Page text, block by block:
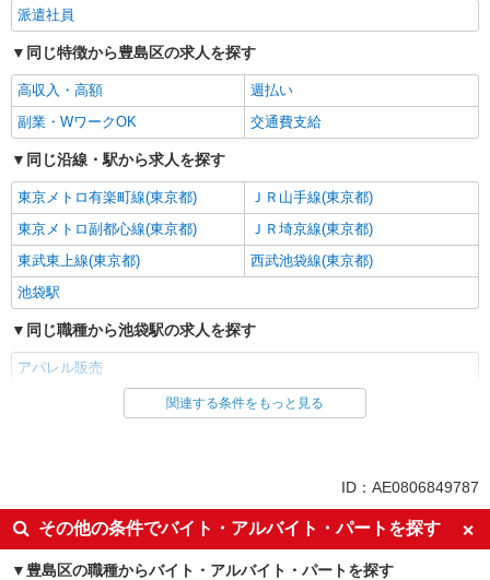
派遣社員
同じ特徴から豊島区の求人を探す
高収入・高額
週払い
副業・WワークOK
交通費支給
同じ沿線・駅から求人を探す
東京メトロ有楽町線(東京都)
ＪＲ山手線(東京都)
東京メトロ副都心線(東京都)
ＪＲ埼京線(東京都)
東武東上線(東京都)
西武池袋線(東京都)
池袋駅
同じ職種から池袋駅の求人を探す
アパレル販売
同じ雇用形態から池袋駅の求人を探す
高収入・高額
週払い
副業・WワークOK
交通費支給
関連する条件をもっと見る
ID：AE0806849787
その他の条件でバイト・アルバイト・パートを探す
豊島区の職種からバイト・アルバイト・パートを探す